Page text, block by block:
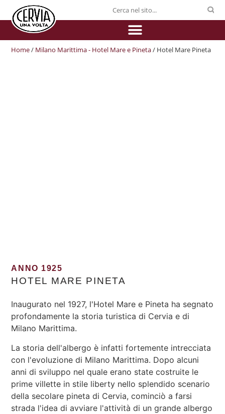
Home/ Milano Marittima - Hotel Mare e Pineta/ Hotel Mare Pineta
ANNO 1925
HOTEL MARE PINETA
Inaugurato nel 1927, l'Hotel Mare e Pineta ha segnato
profondamente la storia turistica di Cervia e di
Milano Marittima.
La storia dell'albergo è infatti fortemente intrecciata
con l'evoluzione di Milano Marittima. Dopo alcuni
anni di sviluppo nel quale erano state costruite le
prime villette in stile liberty nello splendido scenario
della secolare pineta di Cervia, cominciò a farsi
strada l'idea di avviare l'attività di un grande albergo